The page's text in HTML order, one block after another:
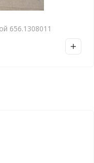
656.1308011